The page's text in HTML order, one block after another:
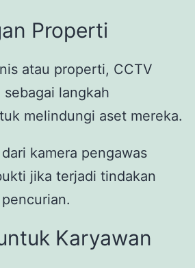
Properti
atau properti, CCTV
langkah
melindungi aset mereka.
kamera pengawas
jika terjadi tindakan
Karyawan